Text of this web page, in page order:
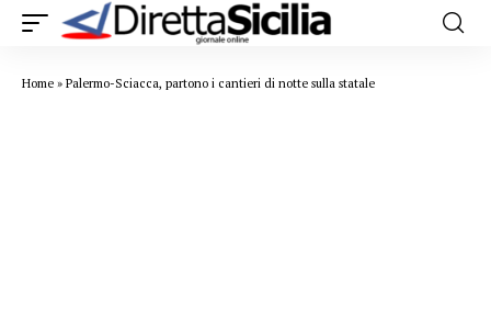
Home » Palermo-Sciacca, partono i cantieri di notte sulla statale